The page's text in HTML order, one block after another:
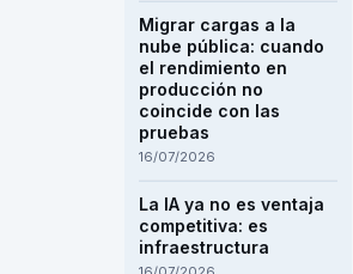
Migrar cargas a la
nube pública: cuando
el rendimiento en
producción no
coincide con las
pruebas
16/07/2026
La IA ya no es ventaja
competitiva: es
infraestructura